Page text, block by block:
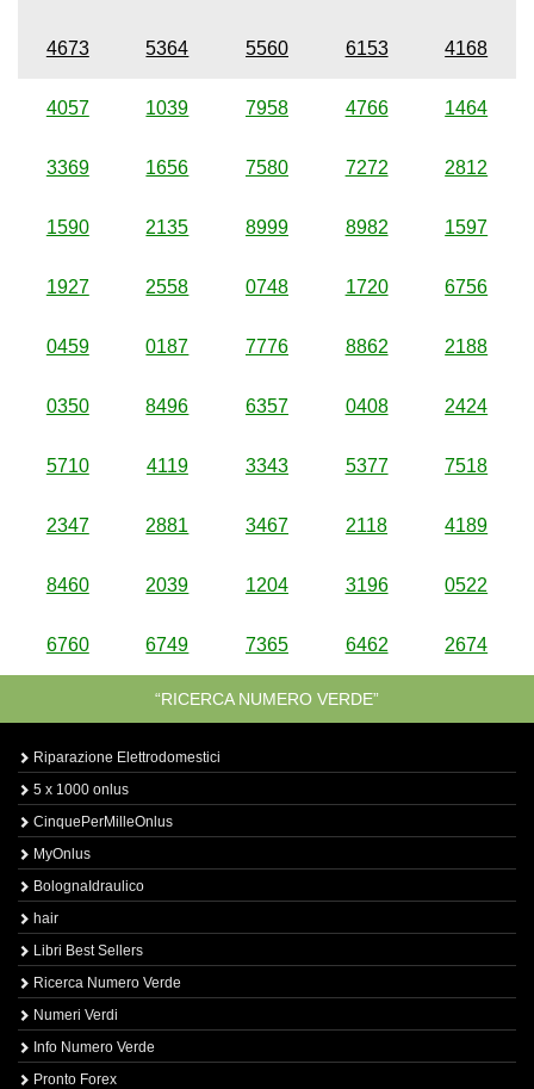
4673 5364 5560 6153 4168
4057 1039 7958 4766 1464
3369 1656 7580 7272 2812
1590 2135 8999 8982 1597
1927 2558 0748 1720 6756
0459 0187 7776 8862 2188
0350 8496 6357 0408 2424
5710 4119 3343 5377 7518
2347 2881 3467 2118 4189
8460 2039 1204 3196 0522
6760 6749 7365 6462 2674
“RICERCA NUMERO VERDE”
Riparazione Elettrodomestici
5 x 1000 onlus
CinquePerMilleOnlus
MyOnlus
BolognaIdraulico
hair
Libri Best Sellers
Ricerca Numero Verde
Numeri Verdi
Info Numero Verde
Pronto Forex